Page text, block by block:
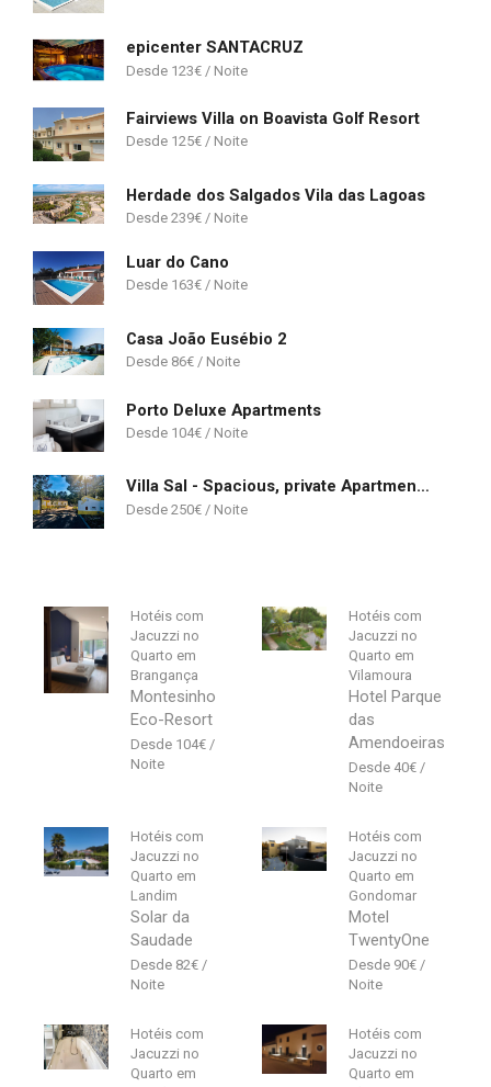
epicenter SANTACRUZ
123€
Fairviews Villa on Boavista Golf Resort
125€
Herdade dos Salgados Vila das Lagoas
239€
Luar do Cano
163€
Casa João Eusébio 2
86€
Porto Deluxe Apartments
104€
Villa Sal - Spacious, private Apartment in a Villa with pool
250€
Hotéis com
Jacuzzi no
Quarto em
Brangança
Montesinho
Eco-Resort
104€
Hotéis com
Jacuzzi no
Quarto em
Vilamoura
Hotel Parque
das
Amendoeiras
40€
Hotéis com
Jacuzzi no
Quarto em
Landim
Solar da
Saudade
82€
Hotéis com
Jacuzzi no
Quarto em
Gondomar
Motel
TwentyOne
90€
Hotéis com
Jacuzzi no
Quarto em
Hotéis com
Jacuzzi no
Quarto em